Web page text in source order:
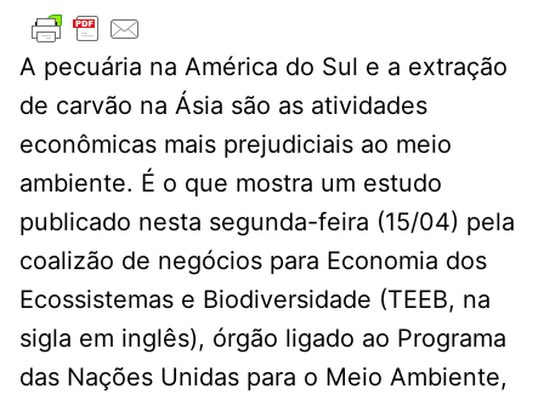
A pecuária na América do Sul e a extração
de carvão na Ásia são as atividades
econômicas mais prejudiciais ao meio
ambiente. É o que mostra um estudo
publicado nesta segunda-feira (15/04) pela
coalizão de negócios para Economia dos
Ecossistemas e Biodiversidade (TEEB, na
sigla em inglês), órgão ligado ao Programa
das Nações Unidas para o Meio Ambiente,